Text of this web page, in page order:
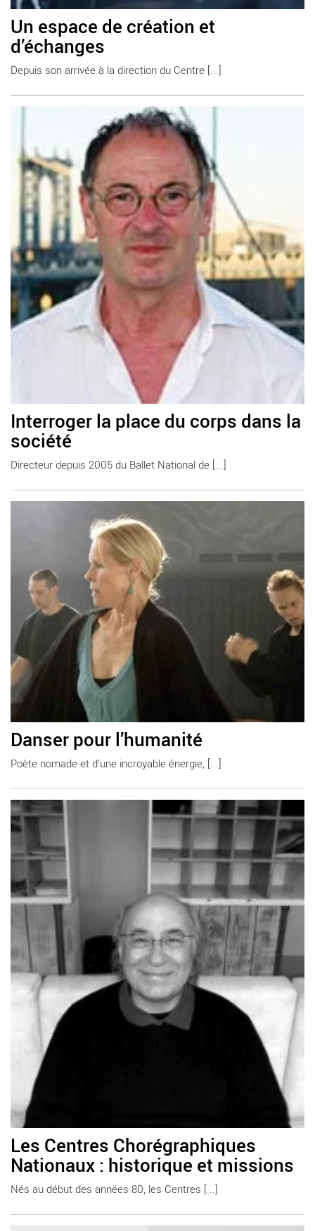
Un espace de création et
d’échanges
Depuis son arrivée à la direction du Centre [...]
Interroger la place du corps dans la
société
Directeur depuis 2005 du Ballet National de [...]
Danser pour l’humanité
Poète nomade et d’une incroyable énergie, [...]
Les Centres Chorégraphiques
Nationaux : historique et missions
Nés au début des années 80, les Centres [...]